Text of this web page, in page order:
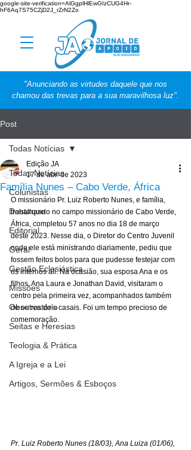
google-site-verification=AlGgplHlEwGIzCUG4Hr-
hF6Aq7S75CZjD2J_rZrN2Zo
"Anunciando as virtudes daquele que nos
chamou das trevas para a sua maravilhosa luz".
Post
Todas Notícias
Colunistas
Destaque
Editorial
Geral
Gestão Eclesiástica
Missões
Observatório
Seitas e Heresias
Teologia & Prática
A Igreja e a Lei
Artigos, Sermões & Esboços
Todas Notícias
Família Nunes – Cabo Verde, África
Edição JA
17 de abr. de 2023
O missionário Pr. Luiz Roberto Nunes, e família,
trabalhando no campo missionário de Cabo Verde,
África, completou 57 anos no dia 18 de março
deste 2023. Nesse dia, o Diretor do Centro Juvenil
onde ele está ministrando diariamente, pediu que
fossem feitos bolos para que pudesse festejar com
os internos ali. Na ocasião, sua esposa Ana e os
filhos, Ana Laura e Jonathan David, visitaram o
centro pela primeira vez, acompanhados também
de outros dois casais. Foi um tempo precioso de
comemoração.
Pr. Luiz Roberto Nunes (18/03), Ana Luiza (01/06),